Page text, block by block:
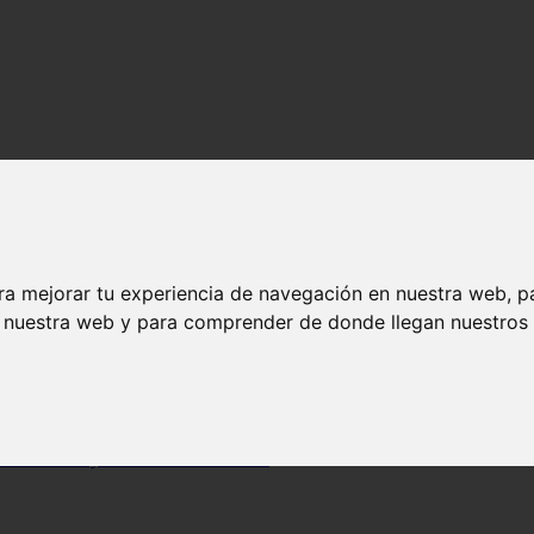
mejorar tu experiencia de navegación en nuestra web,
web y para comprender de donde llegan
boca sana